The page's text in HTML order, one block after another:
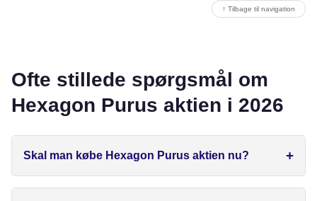
↑ Tilbage til navigation
Ofte stillede spørgsmål om
Hexagon Purus aktien i 2026
Skal man købe Hexagon Purus aktien nu?